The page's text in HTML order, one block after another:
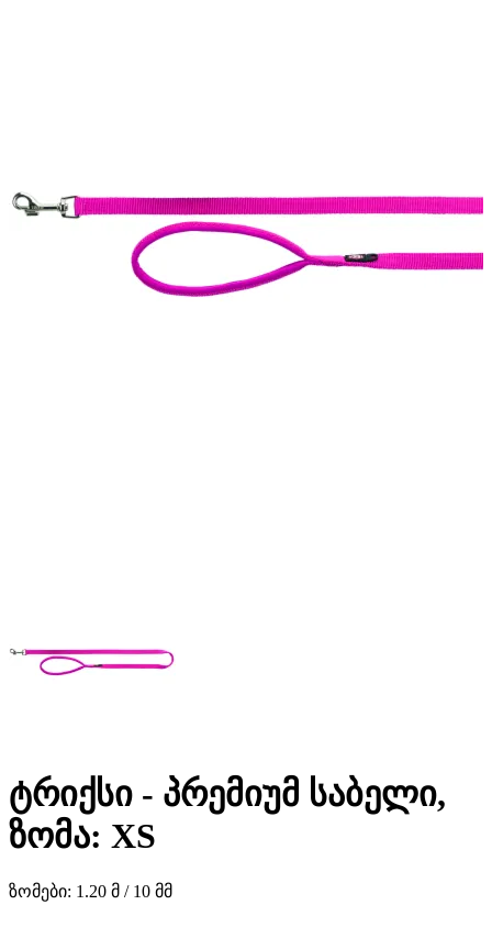
ტრიქსი - პრემიუმ საბელი,
ზომა: XS
ზომები: 1.20 მ / 10 მმ